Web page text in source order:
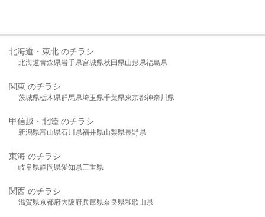
北海道・東北 のチラシ
北海道青森県岩手県宮城県秋田県山形県福島県
関東 のチラシ
茨城県栃木県群馬県埼玉県千葉県東京都神奈川県
甲信越・北陸 のチラシ
新潟県富山県石川県福井県山梨県長野県
東海 のチラシ
岐阜県静岡県愛知県三重県
関西 のチラシ
滋賀県京都府大阪府兵庫県奈良県和歌山県